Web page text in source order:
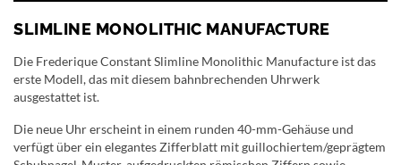
SLIMLINE MONOLITHIC MANUFACTURE
Die Frederique Constant Slimline Monolithic Manufacture ist das
erste Modell, das mit diesem bahnbrechenden Uhrwerk
ausgestattet ist.
Die neue Uhr erscheint in einem runden 40-mm-Gehäuse und
verfügt über ein elegantes Zifferblatt mit guillochiertem/geprägtem